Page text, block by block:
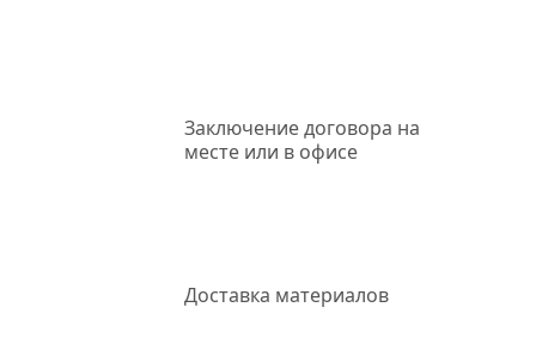
Заключениедоговора на
месте или в офисе
Доставка материалов